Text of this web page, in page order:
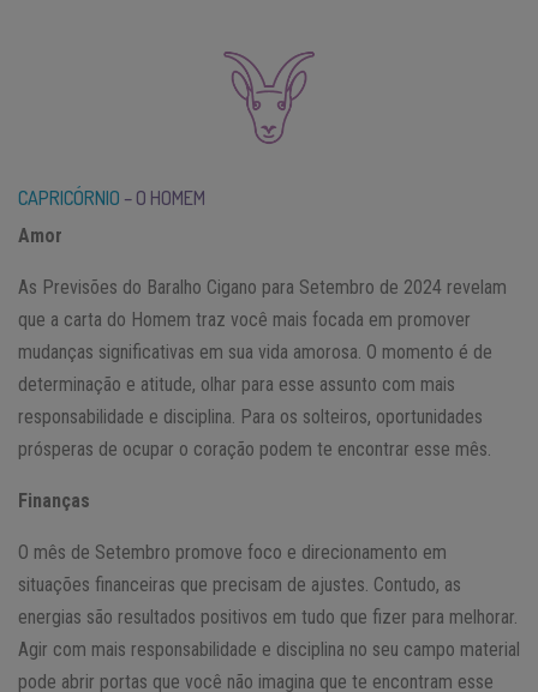
CAPRICÓRNIO – O HOMEM
Amor
As Previsões do Baralho Cigano para Setembro de 2024 revelam
que a carta do Homem traz você mais focada em promover
mudanças significativas em sua vida amorosa. O momento é de
determinação e atitude, olhar para esse assunto com mais
responsabilidade e disciplina. Para os solteiros, oportunidades
prósperas de ocupar o coração podem te encontrar esse mês.
Finanças
O mês de Setembro promove foco e direcionamento em
situações financeiras que precisam de ajustes. Contudo, as
energias são resultados positivos em tudo que fizer para melhorar.
Agir com mais responsabilidade e disciplina no seu campo material
pode abrir portas que você não imagina que te encontram esse